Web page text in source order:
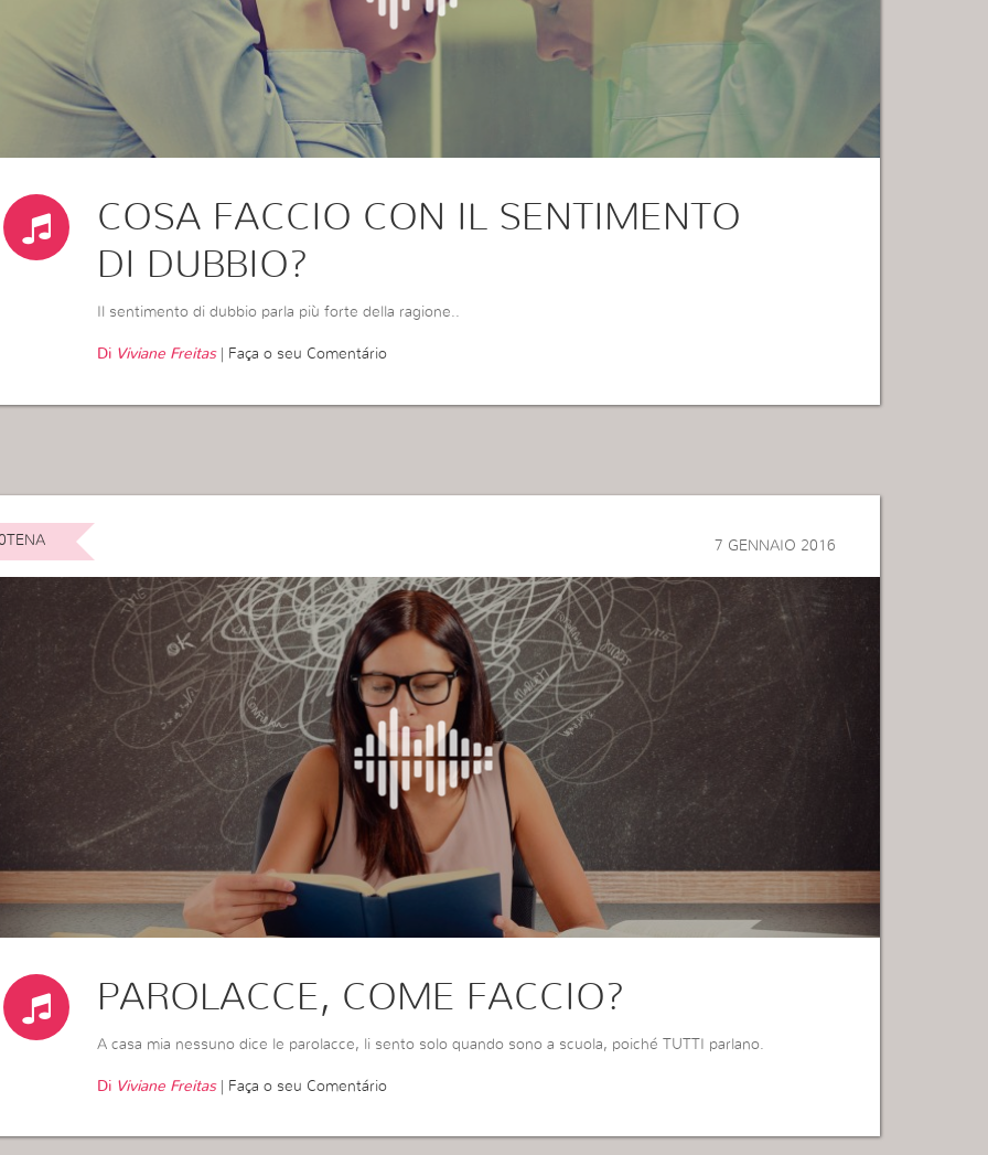
COSA FACCIO CON IL SENTIMENTO
DI DUBBIO?
Il sentimento di dubbio parla più forte della ragione..
Di Viviane Freitas| Faça o seu Comentário
7 GENNAIO 2016
PAROLACCE, COME FACCIO?
A casa mia nessuno dice le parolacce, li sento solo quando sono a scuola, poiché TUTTI parlano.
Di Viviane Freitas| Faça o seu Comentário